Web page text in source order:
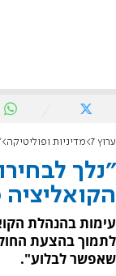
ערוץ 7 מדיניות ופוליטיקה
"נלך
עימות בהנהלת
לתמוך בהצעת
שאפשר לבלוע".